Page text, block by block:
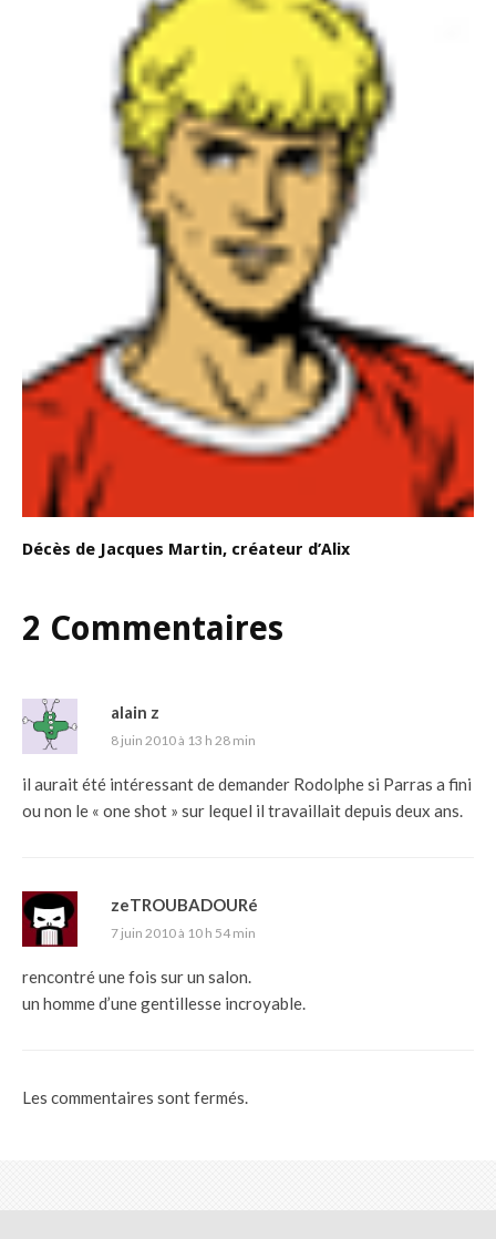
Décès de Jacques Martin, créateur d’Alix
2 Commentaires
alain z
8 juin 2010 à 13 h 28 min
il aurait été intéressant de demander Rodolphe si Parras a fini
ou non le « one shot » sur lequel il travaillait depuis deux ans.
zeTROUBADOURé
7 juin 2010 à 10 h 54 min
rencontré une fois sur un salon.
un homme d’une gentillesse incroyable.
Les commentaires sont fermés.